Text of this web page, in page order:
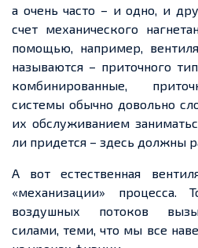
а очень часто – и одно, и
счет механического
помощью, например,
называются – приточного
комбинированные,
системы обычно довольно
их обслуживанием
ли придется – здесь должны
А вот естественная
«механизации» процесса.
воздушных потоков
силами, теми, что мы все